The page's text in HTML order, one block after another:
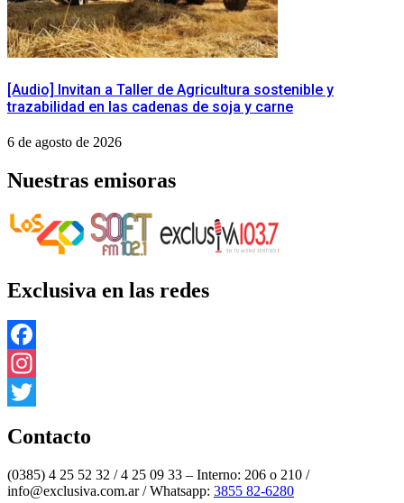
[Audio] Invitan a Taller de Agricultura sostenible y
trazabilidad en las cadenas de soja y carne
6 de agosto de 2026
Nuestras emisoras
Exclusiva en las redes
Facebook
Instagram
Contacto
(0385) 4 25 52 32 / 4 25 09 33 – Interno: 206 o 210 /
info@exclusiva.com.ar / Whatsapp: 3855 82-6280